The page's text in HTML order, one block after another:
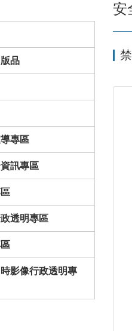
品
專區
訊專區
透明專區
影像行政透明專
安